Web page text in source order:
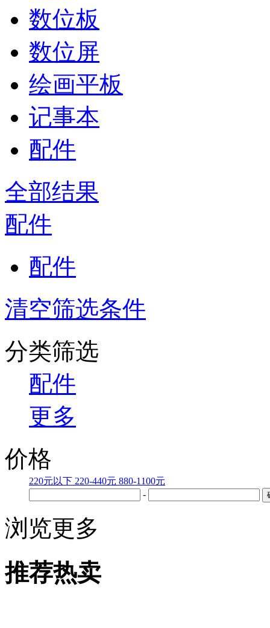
数位板
数位屏
绘画平板
记事本
配件
全部结果
配件
配件
清空筛选条件
分类筛选
配件
更多
价格
220元以下 220-440元 880-1100元
-
浏览更多
推荐热卖